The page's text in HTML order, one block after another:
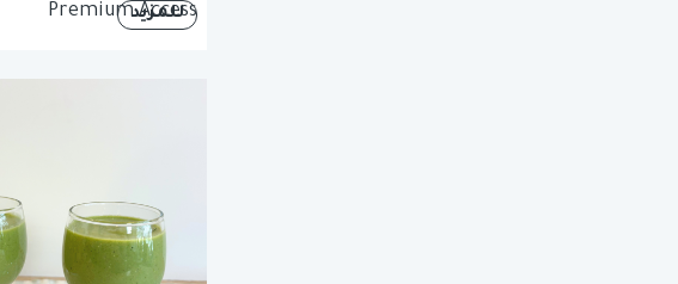
Premium Access
للمزيد